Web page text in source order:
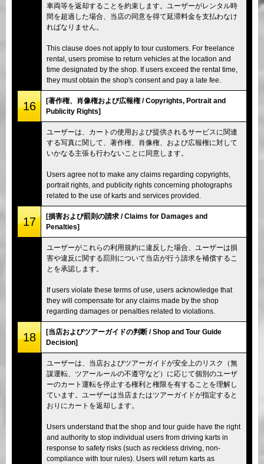
車両等を返却することを約束します。ユーザーがレンタル時
間を超過した場合、当店の同意を得て延滞料金を支払わなけ
ればなりません。
This clause does not apply to tour customers. For freelance
rental, users promise to return vehicles at the location and
time designated by the shop. If users exceed the rental time,
they must obtain the shop's consent and pay a late fee.
16
[著作権、肖像権および広報権 / Copyrights, Portrait and
Publicity Rights]
ユーザーは、カートの使用および提供されるサービスに関連
する写真に関して、著作権、肖像権、および広報権に対して
いかなる主張も行わないことに同意します。
Users agree not to make any claims regarding copyrights,
portrait rights, and publicity rights concerning photographs
related to the use of karts and services provided.
17
[損害および罰則の請求 / Claims for Damages and
Penalties]
ユーザーがこれらの利用規約に違反した場合、ユーザーは損
害や違反に関する罰則について当店が行う請求を補償するこ
とを承認します。
If users violate these terms of use, users acknowledge that
they will compensate for any claims made by the shop
regarding damages or penalties related to violations.
18
[当店およびツアーガイドの判断 / Shop and Tour Guide
Decision]
ユーザーは、当店およびツアーガイドが安全上のリスク（無
謀運転、ツアールールの不遵守など）に応じて個別のユーザ
ーのカート運転を停止する権利と権限を有することを理解し
ています。ユーザーは当店またはツアーガイドが指定すると
おりにカートを返却します。
Users understand that the shop and tour guide have the right
and authority to stop individual users from driving karts in
response to safety risks (such as reckless driving, non-
compliance with tour rules). Users will return karts as